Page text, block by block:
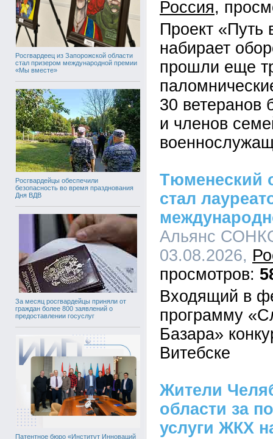
Росгвардеец из Запорожской области
стал призером международной премии
«Мы вместе»
Росгвардейцы обеспечили
безопасность во время празднования
Дня ВДВ
За месяц росгвардейцы приняли от
граждан более 800 заявлений о
предоставлении госуслуг
Патентное бюро «Институт Инноваций
Россия
Проект «Путь
набирает
прошли еще
30 ветеранов
и членов
Тюменеский
стал
Альянс
03.08.2026,
Входящий в
программу
Базара»
Витебске
Жители
области за
услуги ЖКХ